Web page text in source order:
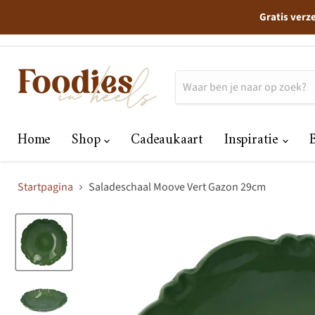
Gratis
Home Shop Cadeaukaart Inspiratie
Startpagina Saladeschaal Moove Vert Gazon 29cm